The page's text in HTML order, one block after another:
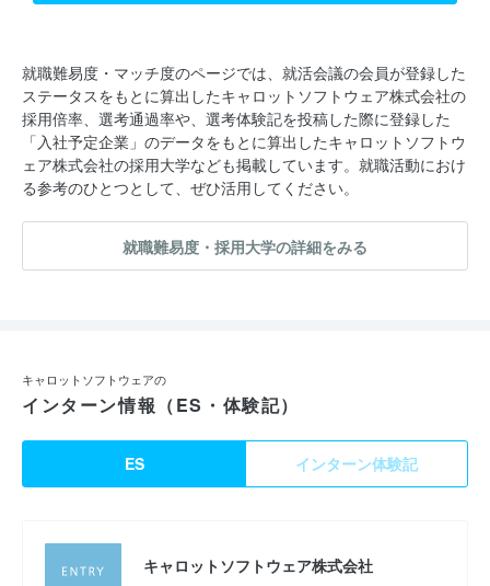
就職難易度・マッチ度のページでは、就活会議の会員が登録した
ステータスをもとに算出したキャロットソフトウェア株式会社の
採用倍率、選考通過率や、選考体験記を投稿した際に登録した
「入社予定企業」のデータをもとに算出したキャロットソフトウ
ェア株式会社の採用大学なども掲載しています。就職活動におけ
る参考のひとつとして、ぜひ活用してください。
就職難易度・採用大学の詳細をみる
キャロットソフトウェアの
インターン情報（ES・体験記）
ES インターン体験記
キャロットソフトウェア株式会社